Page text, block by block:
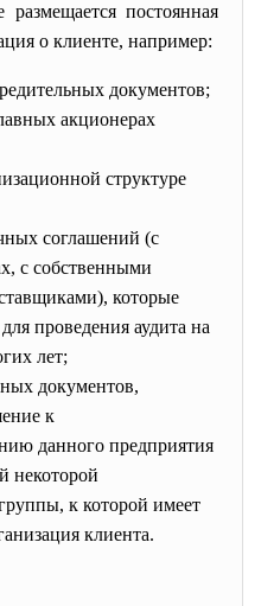
постоянная
о клиенте, например:
документов;
акционерах
структуре
соглашений (с
с собственными
которые
проведения аудита на
лет;
документов,
к
данного предприятия
некоторой
к которой имеет
клиента.